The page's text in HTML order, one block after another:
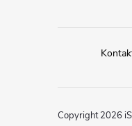
Copyright 2026